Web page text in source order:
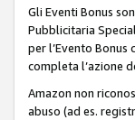
Gli Eventi Bonus
Pubblicitaria
per l’Evento
completa l’azione
Amazon non
abuso (ad es.